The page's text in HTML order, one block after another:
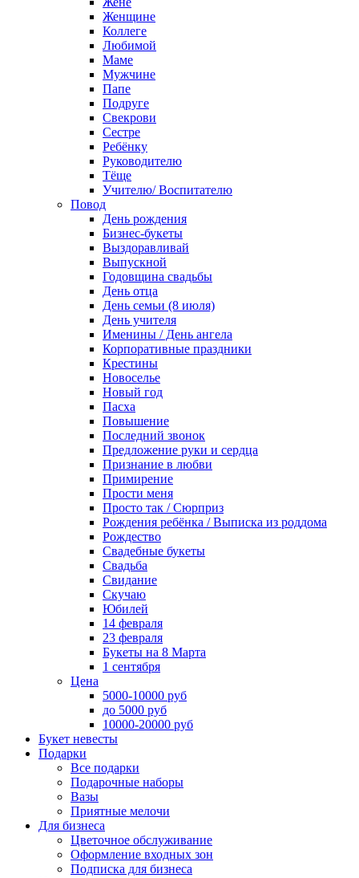
Женщине
Коллеге
Любимой
Маме
Мужчине
Папе
Подруге
Свекрови
Сестре
Ребёнку
Руководителю
Тёще
Учителю/ Воспитателю
Повод
День рождения
Бизнес-букеты
Выздоравливай
Выпускной
Годовщина свадьбы
День отца
День семьи (8 июля)
День учителя
Именины / День ангела
Корпоративные праздники
Крестины
Новоселье
Новый год
Пасха
Повышение
Последний звонок
Предложение руки и сердца
Признание в любви
Примирение
Прости меня
Просто так / Сюрприз
Рождения ребёнка / Выписка из роддома
Рождество
Свадебные букеты
Свадьба
Свидание
Скучаю
Юбилей
14 февраля
23 февраля
Букеты на 8 Марта
1 сентября
Цена
5000-10000 руб
до 5000 руб
10000-20000 руб
Букет невесты
Подарки
Все подарки
Подарочные наборы
Вазы
Приятные мелочи
Для бизнеса
Цветочное обслуживание
Оформление входных зон
Подписка для бизнеса